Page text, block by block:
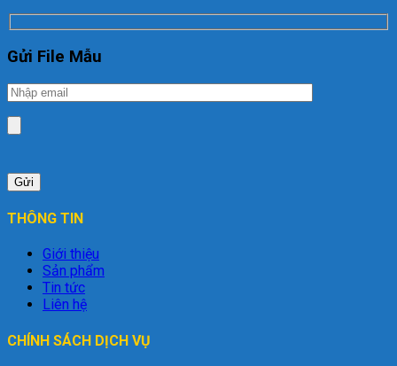
Gửi File Mẫu
THÔNG TIN
Giới thiệu
Sản phẩm
Tin tức
Liên hệ
CHÍNH SÁCH DỊCH VỤ